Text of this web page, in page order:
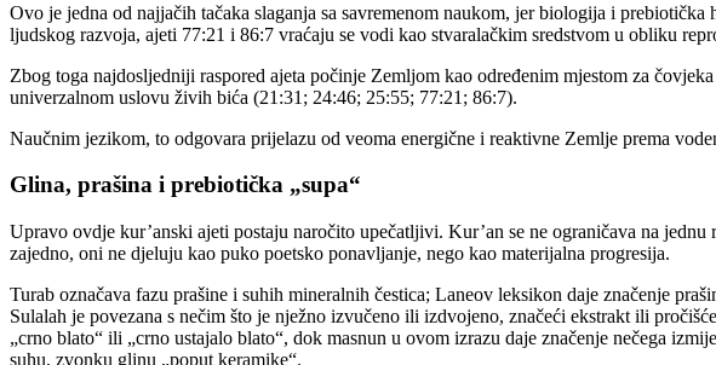
Ovo je jedna od najjačih tačaka slaganja sa savremenom naukom, jer biologija i
ljudskog razvoja, ajeti 77:21 i 86:7 vraćaju se vodi kao stvaralačkim sredstvom u obliku
Zbog toga najdosljedniji raspored ajeta počinje Zemljom kao određenim mjestom za
univerzalnom uslovu živih bića (21:31; 24:46; 25:55; 77:21; 86:7).
Naučnim jezikom, to odgovara prijelazu od veoma energične i reaktivne Zemlje prema
Glina, prašina i prebiotička „supa“
Upravo ovdje kur’anski ajeti postaju naročito upečatljivi. Kur’an se ne ograničava na
zajedno, oni ne djeluju kao puko poetsko ponavljanje, nego kao materijalna progresija.
Turab označava fazu prašine i suhih mineralnih čestica; Laneov leksikon daje značenje
Sulalah je povezana s nečim što je nježno izvučeno ili izdvojeno, značeći ekstrakt ili
„crno blato“ ili „crno ustajalo blato“, dok masnun u ovom izrazu daje značenje nečega
suhu, zvonku glinu „poput keramike“.